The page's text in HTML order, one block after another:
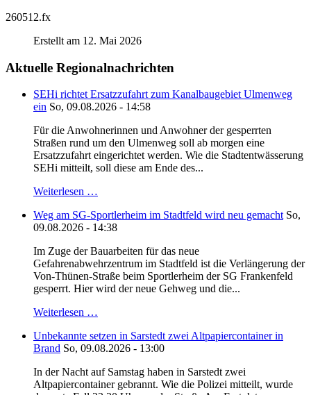
260512.fx
Erstellt am 12. Mai 2026
Aktuelle Regionalnachrichten
SEHi richtet Ersatzzufahrt zum Kanalbaugebiet Ulmenweg
ein So, 09.08.2026 - 14:58
Für die Anwohnerinnen und Anwohner der gesperrten
Straßen rund um den Ulmenweg soll ab morgen eine
Ersatzzufahrt eingerichtet werden. Wie die Stadtentwässerung
SEHi mitteilt, soll diese am Ende des...
Weiterlesen …
Weg am SG-Sportlerheim im Stadtfeld wird neu gemacht So,
09.08.2026 - 14:38
Im Zuge der Bauarbeiten für das neue
Gefahrenabwehrzentrum im Stadtfeld ist die Verlängerung der
Von-Thünen-Straße beim Sportlerheim der SG Frankenfeld
gesperrt. Hier wird der neue Gehweg und die...
Weiterlesen …
Unbekannte setzen in Sarstedt zwei Altpapiercontainer in
Brand So, 09.08.2026 - 13:00
In der Nacht auf Samstag haben in Sarstedt zwei
Altpapiercontainer gebrannt. Wie die Polizei mitteilt, wurde